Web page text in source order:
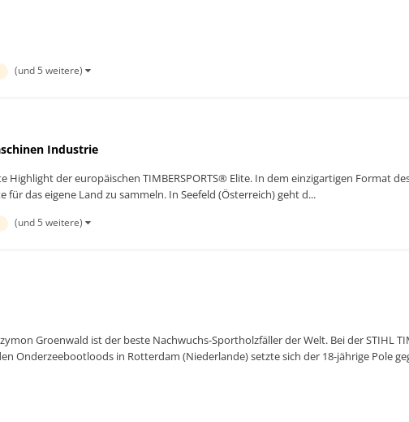
(und 5 weitere)
Industrie
Highlight der europäischen TIMBERSPORTS® Elite. In dem einzigartigen Format
das eigene Land zu sammeln. In Seefeld (Österreich) geht d...
(und 5 weitere)
Groenwald ist der beste Nachwuchs-Sportholzfäller der Welt. Bei der STIHL
Onderzeebootloods in Rotterdam (Niederlande) setzte sich der 18-jährige Pole